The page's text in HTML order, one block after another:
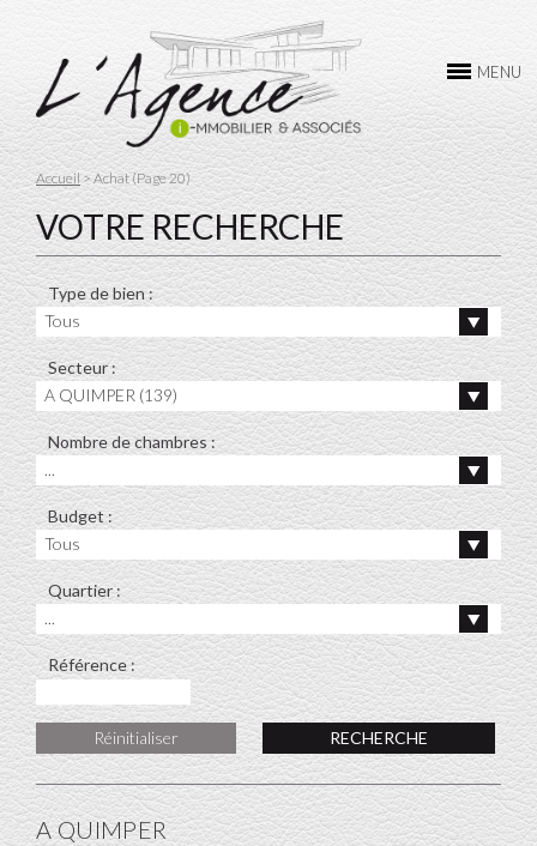
MENU
Accueil > Achat (Page 20)
VOTRE RECHERCHE
Type de bien :
Tous
Secteur :
A QUIMPER (139)
Nombre de chambres :
...
Budget :
Tous
Quartier :
...
Référence :
Réinitialiser
A QUIMPER
L’AGENCE
ACHAT
VENTE
LOCATION
GESTION
CONTACTEZ-NOUS